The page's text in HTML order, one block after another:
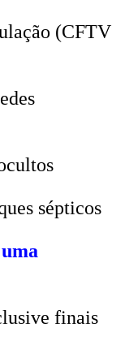
(CFTV
sépticos
finais